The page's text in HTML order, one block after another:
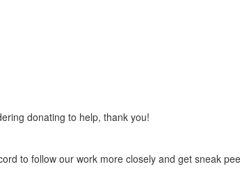
donating to help, thank you!
to follow our work more closely and get sneak